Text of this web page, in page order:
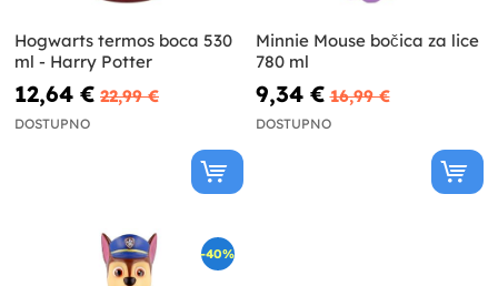
Hogwarts termos boca 530
ml - Harry Potter
12,64 € 22,99 €
DOSTUPNO
Minnie Mouse bočica za lice
780 ml
9,34 € 16,99 €
DOSTUPNO
-40%